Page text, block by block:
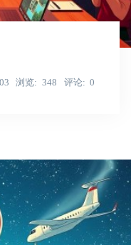
浏览 348 评论 0